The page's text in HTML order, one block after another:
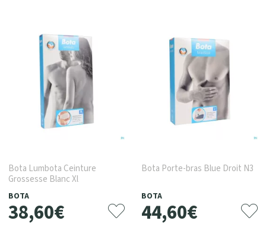
Bota Lumbota Ceinture
Grossesse Blanc Xl
BOTA
38,60€
Bota Porte-bras Blue Droit N3
BOTA
44,60€